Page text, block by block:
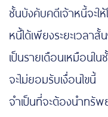
ชั้นบังคับคดีเจ้าหนี้จะ
หนี้ได้เพียงระยะเวล
เป็นรายเดือนเหมือน
จะไม่ยอมรับเงื่อนไขนี้
จำเป็นที่จะต้องนำทรั